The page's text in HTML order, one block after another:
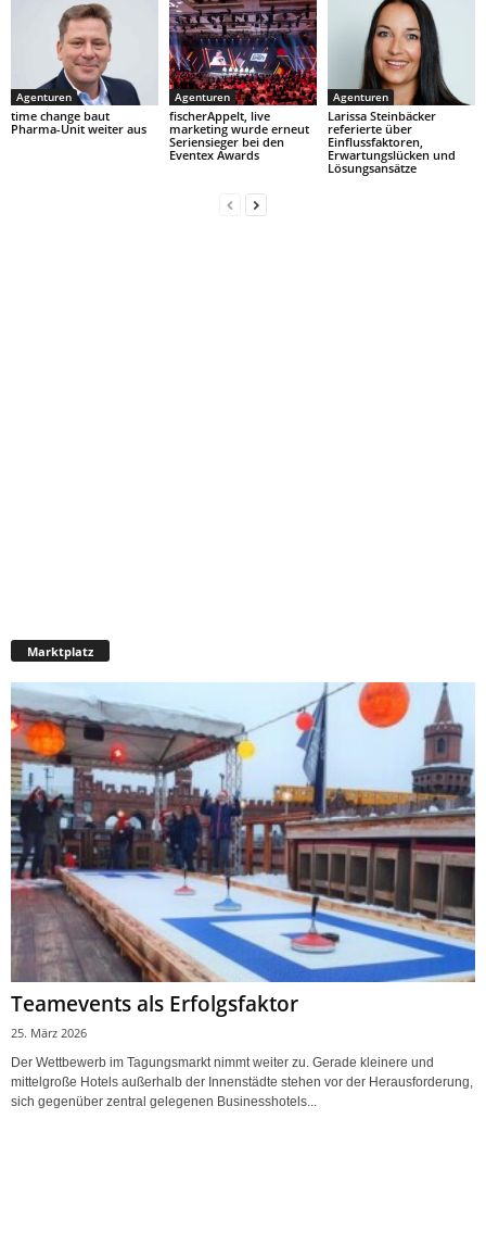
Agenturen
time change baut
Pharma-Unit weiter aus
Agenturen
fischerAppelt, live
marketing wurde erneut
Seriensieger bei den
Eventex Awards
Agenturen
Larissa Steinbäcker
referierte über
Einflussfaktoren,
Erwartungslücken und
Lösungsansätze
Marktplatz
Teamevents als Erfolgsfaktor
25. März 2026
Der Wettbewerb im Tagungsmarkt nimmt weiter zu. Gerade kleinere und
mittelgroße Hotels außerhalb der Innenstädte stehen vor der Herausforderung,
sich gegenüber zentral gelegenen Businesshotels...